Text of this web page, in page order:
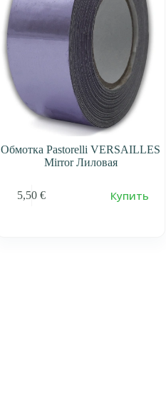
Обмотка Pastorelli VERSAILLES
Mirror Лиловая
5,50€ Купить